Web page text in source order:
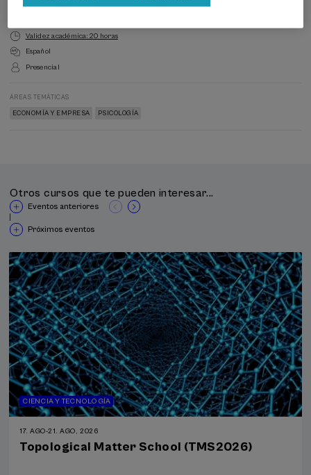
Validez académica: 20 horas
Español
Presencial
ÁREAS TEMÁTICAS
ECONOMÍA Y EMPRESA PSICOLOGÍA
Otros cursos que te pueden interesar...
Eventos anteriores
Próximos eventos
CIENCIA Y TECNOLOGÍA
17. AGO-21. AGO, 2026
Topological Matter School (TMS2026)